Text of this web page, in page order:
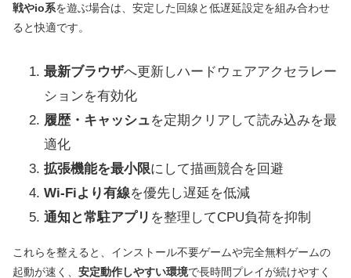
戦やio系を遊ぶ場合は、安定した回線と低遅延設定を組み合わせ
ると快適です。
最新ブラウザへ更新しハードウェアアクセラレー
ションを有効化
履歴・キャッシュを定期クリアして読み込みを最
適化
拡張機能を最小限にして描画競合を回避
Wi‑Fiより有線を優先し遅延を低減
通知と常駐アプリ を整理してCPU負荷を抑制
これらを整えると、インストール不要ゲームや完全無料ゲームの
起動が速く、 安定動作しやすい環境で長時間プレイが続けやすく